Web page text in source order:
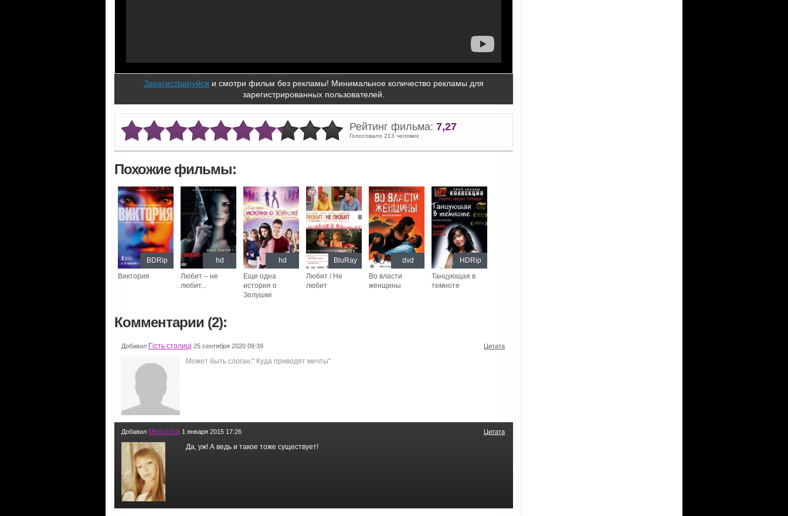
Зарегистрируйся и смотри фильм без рекламы! Минимальное количество рекламы для
зарегистрированных пользователей.
Рейтинг фильма: 7,27
Голосовало 213 человек
Похожие фильмы:
Виктория
BDRip
Любит – не
любит...
hd
Еще одна
история о
Золушке
hd
Любит / Не
любит
BluRay
Во власти
женщины
dvd
Танцующая в
темноте
HDRip
Комментарии (2):
Добавил Гість столиці 25 сентября 2020 09:39 Цитата
Может быть слоган:" Куда приводят мечты"
Добавил Medunica 1 января 2015 17:26 Цитата
Да, уж! А ведь и такое тоже существует!